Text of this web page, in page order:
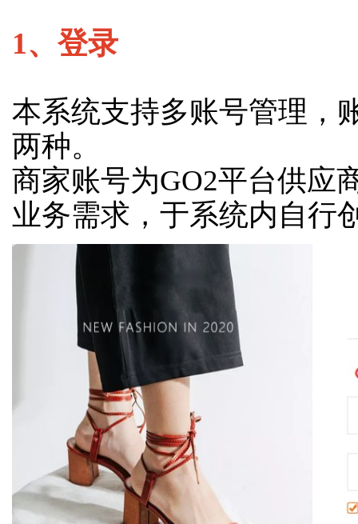
1、登录
本系统支持多账号管理，
两种。
商家账号为GO2平台供应
业务需求，于系统内自行